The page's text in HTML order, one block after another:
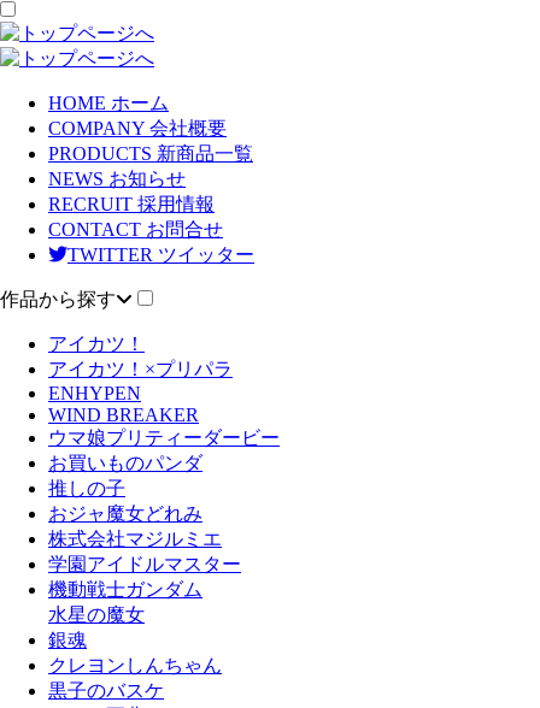
HOME ホーム
COMPANY 会社概要
PRODUCTS 新商品一覧
NEWS お知らせ
RECRUIT 採用情報
CONTACT お問合せ
TWITTER ツイッター
作品から探す
アイカツ！
アイカツ！×プリパラ
ENHYPEN
WIND BREAKER
ウマ娘プリティーダービー
お買いものパンダ
推しの子
おジャ魔女どれみ
株式会社マジルミエ
学園アイドルマスター
機動戦士ガンダム
水星の魔女
銀魂
クレヨンしんちゃん
黒子のバスケ